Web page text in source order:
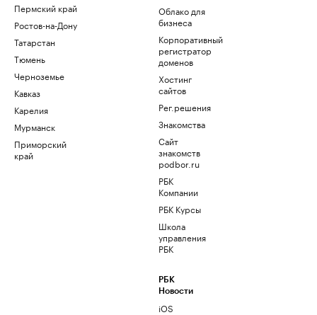
Пермский край
Ростов-на-Дону
Татарстан
Тюмень
Черноземье
Кавказ
Карелия
Мурманск
Приморский
край
Облако для
бизнеса
Корпоративный
регистратор
доменов
Хостинг
сайтов
Рег.решения
Знакомства
Сайт
знакомств
podbor.ru
РБК
Компании
РБК Курсы
Школа
управления
РБК
РБК
Новости
iOS